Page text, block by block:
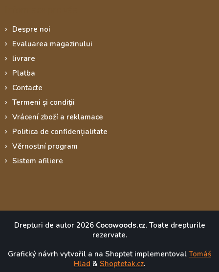
Despre noi
Evaluarea magazinului
livrare
Platba
Contacte
Termeni și condiții
Vrácení zboží a reklamace
Politica de confidențialitate
Věrnostní program
Sistem afiliere
Drepturi de autor 2026 Cocowoods.cz. Toate drepturile
rezervate.
Grafický návrh vytvořil a na Shoptet implementoval Tomáš
Hlad & Shoptetak.cz.